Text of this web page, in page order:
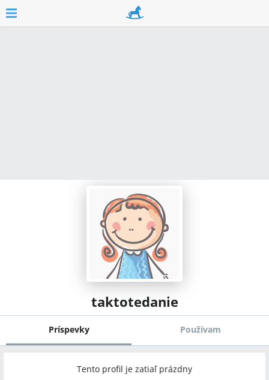
taktotedanie
Príspevky Používam
Tento profil je zatiaľ prázdny